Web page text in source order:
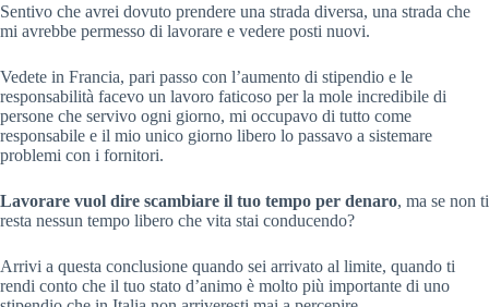
Sentivo che avrei dovuto prendere una strada diversa, una strada che
mi avrebbe permesso di lavorare e vedere posti nuovi.
Vedete in Francia, pari passo con l’aumento di stipendio e le
responsabilità facevo un lavoro faticoso per la mole incredibile di
persone che servivo ogni giorno, mi occupavo di tutto come
responsabile e il mio unico giorno libero lo passavo a sistemare
problemi con i fornitori.
Lavorare vuol dire scambiare il tuo tempo per denaro, ma se non ti
resta nessun tempo libero che vita stai conducendo?
Arrivi a questa conclusione quando sei arrivato al limite, quando ti
rendi conto che il tuo stato d’animo è molto più importante di uno